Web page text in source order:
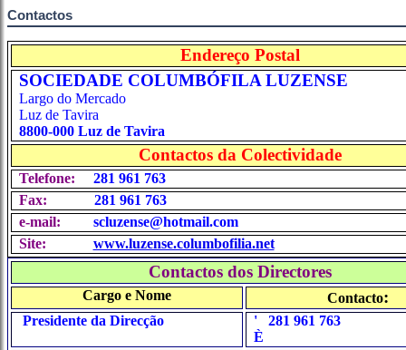
Contactos
Endereço Postal
SOCIEDADE COLUMBÓFILA LUZENSE
Largo do Mercado
Luz de Tavira
8800-000 Luz de Tavira
Contactos da Colectividade
Telefone:
281 961 763
Fax:
281 961 763
e-mail:
scluzense@hotmail.com
Site: www.luzense.columbofilia.net
Contactos dos Directores
Cargo e Nome Contacto:
Presidente da Direcção '
281 961 763
È